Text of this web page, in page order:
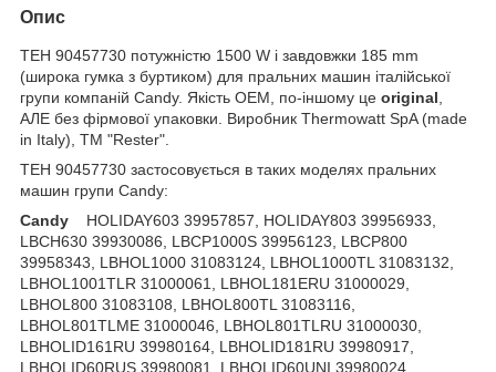
Опис
ТЕН 90457730 потужністю 1500 W і завдовжки 185 mm
(широка гумка з буртиком) для пральних машин італійської
групи компаній Candy. Якість OEM, по-іншому це original
АЛЕ без фірмової упаковки. Виробник Thermowatt SpA (made
in Italy), ТМ "Rester".
ТЕН 90457730 застосовується в таких моделях пральних
машин групи Candy:
Candy HOLIDAY603 39957857, HOLIDAY803 39956933,
LBCH630 39930086, LBCP1000S 39956123, LBCP800
39958343, LBHOL1000 31083124, LBHOL1000TL 31083132,
LBHOL1001TLR 31000061, LBHOL181ERU 31000029,
LBHOL800 31083108, LBHOL800TL 31083116,
LBHOL801TLME 31000046, LBHOL801TLRU 31000030,
LBHOLID161RU 39980164, LBHOLID181RU 39980917,
LBHOLID60RUS 39980081, LBHOLID60UNI 39980024,